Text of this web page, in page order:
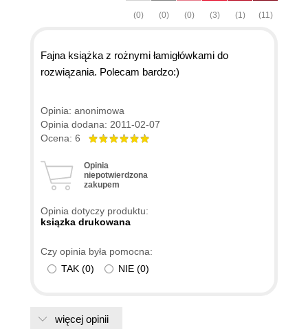
(11)
(1)
(3)
(0)
(0)
(0)
Fajna książka z rożnymi łamigłówkami do
rozwiązania. Polecam bardzo:)
Opinia: anonimowa
Opinia dodana: 2011-02-07
Ocena: 6
Opinia
niepotwierdzona
zakupem
Opinia dotyczy produktu:
ksiązka drukowana
Czy opinia była pomocna:
TAK (0) NIE (0)
więcej opinii